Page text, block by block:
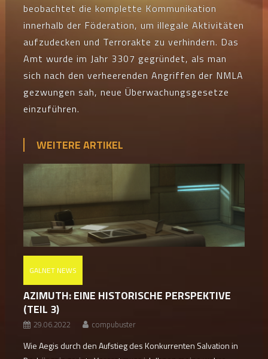
beobachtet die komplette Kommunikation
innerhalb der Föderation, um illegale Aktivitäten
aufzudecken und Terrorakte zu verhindern. Das
Amt wurde im Jahr 3307 gegründet, als man
sich nach den verheerenden Angriffen der NMLA
gezwungen sah, neue Überwachungsgesetze
einzuführen.
WEITERE ARTIKEL
GALNET NEWS
AZIMUTH: EINE HISTORISCHE PERSPEKTIVE
(TEIL 3)
29.06.2022 compubuster
Wie Aegis durch den Aufstieg des Konkurrenten Salvation in